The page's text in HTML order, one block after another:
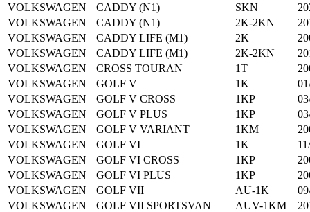
VOLKSWAGEN
CADDY (N1) SKN
VOLKSWAGEN
CADDY (N1) 2K-2KN
VOLKSWAGEN
CADDY LIFE (M1) 2K
VOLKSWAGEN
CADDY LIFE (M1) 2K-2KN
VOLKSWAGEN
CROSS TOURAN 1T
VOLKSWAGEN
GOLF V 1K
VOLKSWAGEN
GOLF V CROSS 1KP
VOLKSWAGEN
GOLF V PLUS 1KP
VOLKSWAGEN
GOLF V VARIANT 1KM
VOLKSWAGEN
GOLF VI 1K
VOLKSWAGEN
GOLF VI CROSS 1KP
VOLKSWAGEN
GOLF VI PLUS 1KP
VOLKSWAGEN
GOLF VII AU-1K
VOLKSWAGEN
GOLF VII SPORTSVAN AUV-1KM